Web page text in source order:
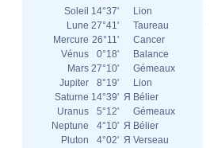
Soleil 14°37'
Lion
Lune 27°41'
Taureau
Mercure 26°11'
Cancer
Vénus
0°18'
Balance
Mars 27°10'
Gémeaux
Jupiter
8°19'
Lion
Saturne 14°39' Я Bélier
Uranus
5°12'
Gémeaux
Neptune
4°10' Я Bélier
Pluton
4°02' Я Verseau